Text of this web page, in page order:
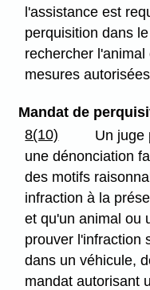
l'assistance est
perquisition dans
rechercher
mesures
Mandat de
8(10)
Un juge
une dénonciation
des motifs
infraction à la
et qu'un animal ou
prouver l'infraction
dans un véhicule,
mandat autorisant